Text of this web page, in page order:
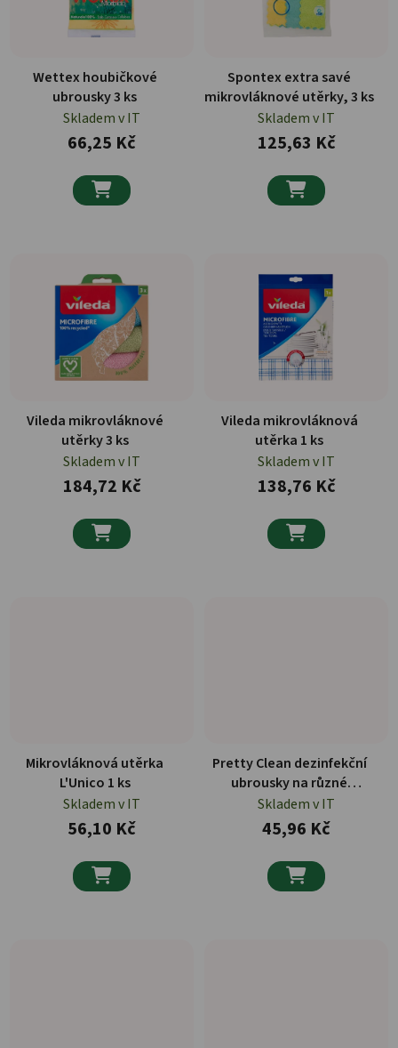
Wettex houbičkové
ubrousky 3 ks
Skladem v IT
66,25 Kč

Spontex extra savé
mikrovláknové utěrky, 3 ks
Skladem v IT
125,63 Kč

Vileda mikrovláknové
utěrky 3 ks
Skladem v IT
184,72 Kč

Vileda mikrovláknová
utěrka 1 ks
Skladem v IT
138,76 Kč

Mikrovláknová utěrka
L'Unico 1 ks
Skladem v IT
56,10 Kč

Pretty Clean dezinfekční
ubrousky na různé
povrchy XXL 50 ks
Skladem v IT
45,96 Kč
